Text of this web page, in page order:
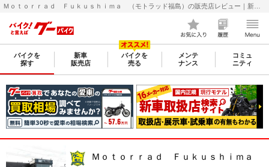
バイクを
探す
新車
販売店
バイクを
売る
メンテ
ナンス
コミュ
ニティ
Ｍｏｔｏｒｒａｄ Ｆｕｋｕｓｈｉｍａ